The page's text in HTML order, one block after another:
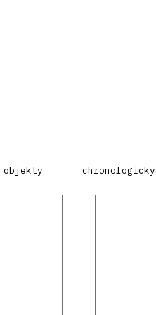
objekty chronologicky